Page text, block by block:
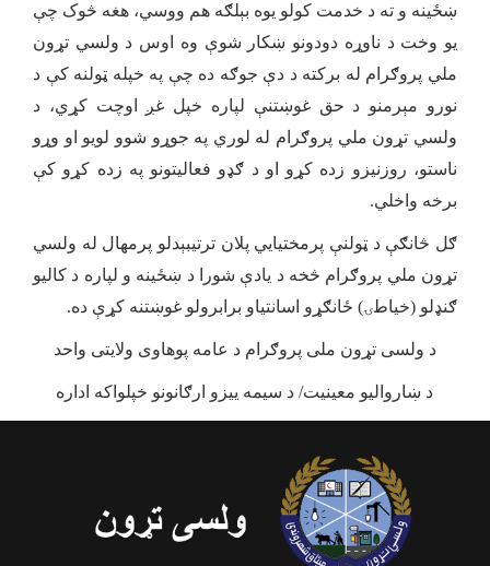
ښځینه و ته د خدمت کولو یوه بېلګه هم ووسي، هغه څوک چې
یو وخت د ناوړه دودونو ښکار شوې وه اوس د ولسي تړون
ملي پروګرام له برکته د دې جوګه ده چې په خپله ټولنه کې د
نورو مېرمنو د حق غوښتنې لپاره خپل غږ اوچت کړي، د
ولسي تړون ملي پروګرام له لوري په جوړو شوو لویو او وړو
ناستو، روزنیزو زده کړو او د ګډو فعالیتونو په زده کړو کې
برخه واخلي.
ګل څانګې د ټولنې پرمختیايي پلان ترتیبېدلو پرمهال له ولسي
تړون ملي پروګرام څخه د یادې شورا د ښځینه و لپاره د کالیو
ګنډلو (خیاطۍ) ځانګړو اسانتیاو برابرولو غوښتنه کړې ده.
د ولسی تړون ملی پروګرام د عامه پوهاوی ولایتی واحد
د ښاروالیو معینیت/ د سیمه ییزو ارګانونو خپلواکه اداره